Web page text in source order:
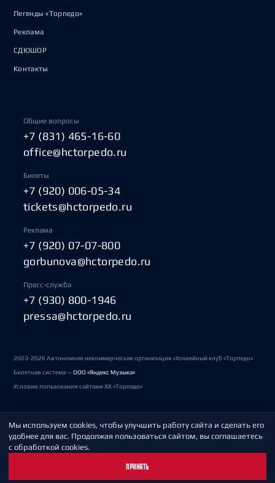
Легенды «Торпедо»
Реклама
СДЮШОР
Контакты
Общие вопросы
+7 (831) 465-16-60
office@hctorpedo.ru
Билеты
+7 (920) 006-05-34
tickets@hctorpedo.ru
Реклама
+7 (920) 07-07-800
gorbunova@hctorpedo.ru
Пресс-служба
+7 (930) 800-1946
pressa@hctorpedo.ru
2003-2026 Автономная некоммерческая организация «Хоккейный клуб «Торпедо»
Билетная система —ООО «Яндекс Музыка»
Условия пользования сайтами ХК «Торпедо»
Политика обработки персональных данных
Пользовательское соглашение
Мы используем cookies, чтобы улучшить работу сайта и сделать его
удобнее для вас. Продолжая пользоваться сайтом, вы соглашаетесь
с обработкой cookies.
ПРИНЯТЬ